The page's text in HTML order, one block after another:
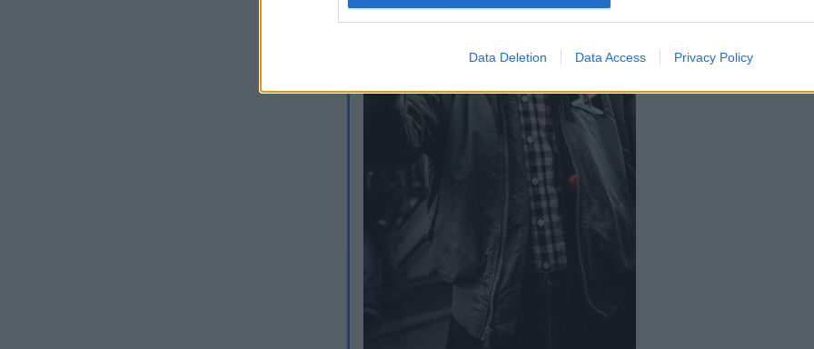
Data Deletion Data Access Privacy Policy